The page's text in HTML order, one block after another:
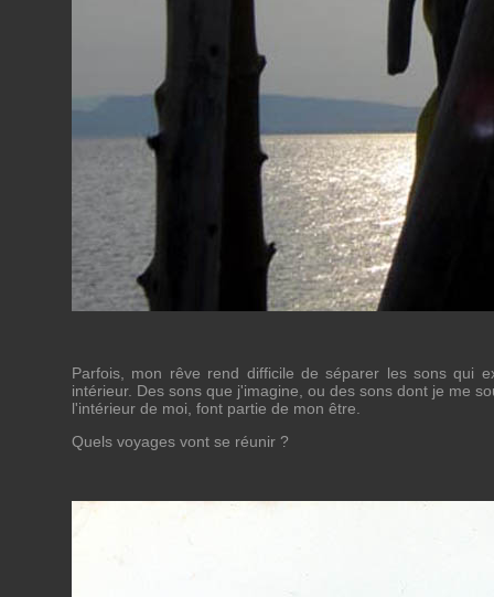
Parfois, mon rêve rend difficile de séparer les sons qui
intérieur. Des sons que j'imagine, ou des sons dont je me
l'intérieur de moi, font partie de mon être.
Quels voyages vont se réunir ?